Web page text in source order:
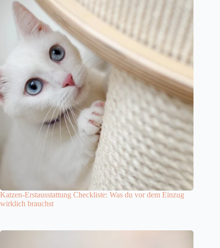
Katzen-Erstausstattung Checkliste: Was du vor dem Einzug
wirklich brauchst